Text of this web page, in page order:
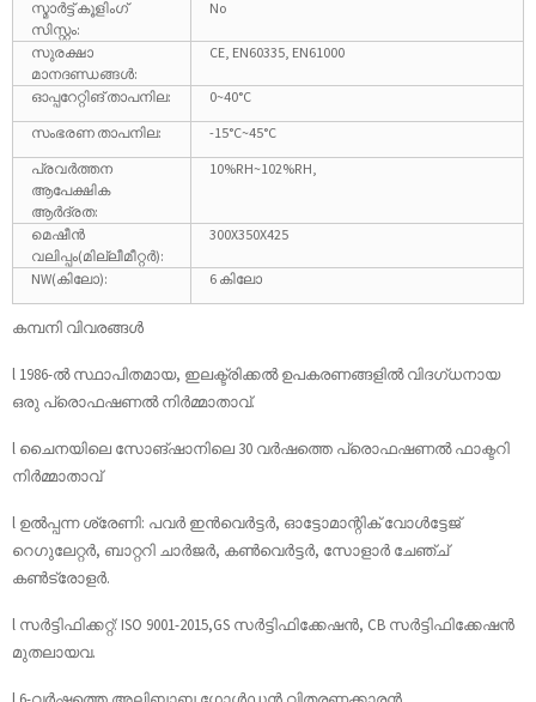
സ്മാർട്ട് കൂളിംഗ്
സിസ്റ്റം:
No
സുരക്ഷാ
മാനദണ്ഡങ്ങൾ:
CE, EN60335, EN61000
ഓപ്പറേറ്റിങ് താപനില:
0~40°C
സംഭരണ ​​താപനില:
-15°C~45°C
പ്രവർത്തന
ആപേക്ഷിക
ആർദ്രത:
10%RH~102%RH,
മെഷീൻ
വലിപ്പം(മില്ലീമീറ്റർ):
300X350X425
NW(കിലോ): 6 കിലോ
കമ്പനി വിവരങ്ങൾ
l 1986-ൽ സ്ഥാപിതമായ, ഇലക്ട്രിക്കൽ ഉപകരണങ്ങളിൽ വിദഗ്ധനായ
ഒരു പ്രൊഫഷണൽ നിർമ്മാതാവ്.
l ചൈനയിലെ സോങ്‌ഷാനിലെ 30 വർഷത്തെ പ്രൊഫഷണൽ ഫാക്ടറി
നിർമ്മാതാവ്
l ഉൽപ്പന്ന ശ്രേണി: പവർ ഇൻവെർട്ടർ, ഓട്ടോമാന്റിക് വോൾട്ടേജ്
റെഗുലേറ്റർ, ബാറ്ററി ചാർജർ, കൺവെർട്ടർ, സോളാർ ചേഞ്ച്
കൺട്രോളർ.
l സർട്ടിഫിക്കറ്റ്: ISO 9001-2015,GS സർട്ടിഫിക്കേഷൻ, CB സർട്ടിഫിക്കേഷൻ
മുതലായവ.